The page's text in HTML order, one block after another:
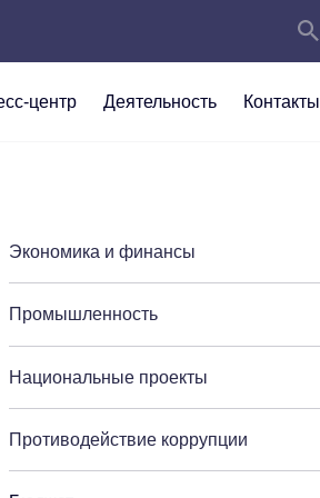
центр Деятельность Контакты
Экономика и финансы
Промышленность
Национальные проекты
Противодействие коррупции